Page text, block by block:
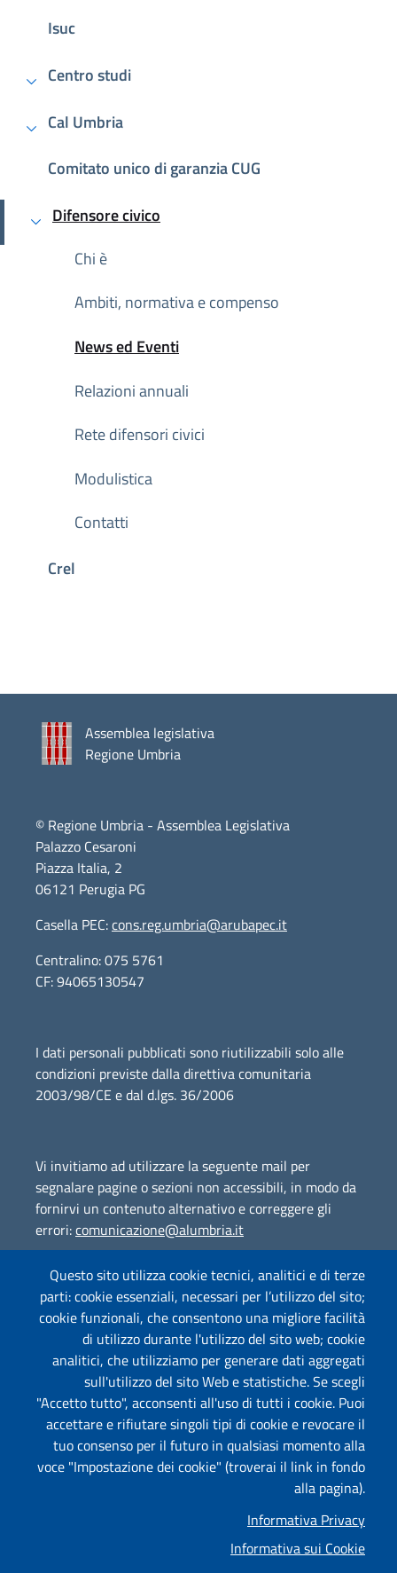
Isuc
Centro studi
Cal Umbria
Comitato unico di garanzia CUG
Difensore civico
Attivo
Chi è
Ambiti, normativa e compenso
News ed EventiAttivo
Relazioni annuali
Rete difensori civici
Modulistica
Contatti
Crel
Assemblea legislativa
Regione Umbria
© Regione Umbria - Assemblea Legislativa
Palazzo Cesaroni
Piazza Italia, 2
06121 Perugia PG
Casella PEC:cons.reg.umbria@arubapec.it
Centralino: 075 5761
CF: 94065130547
I dati personali pubblicati sono riutilizzabili solo alle
condizioni previste dalla direttiva comunitaria
2003/98/CE e dal d.lgs. 36/2006
Vi invitiamo ad utilizzare la seguente mail per
segnalare pagine o sezioni non accessibili, in modo da
fornirvi un contenuto alternativo e correggere gli
errori:comunicazione@alumbria.it
Amministrazione Trasparente
Segnalazione Illeciti(whistleblowing)
Albo on-line
Piè di pagina
Useful links section
Questo sito utilizza cookie tecnici, analitici e di terze
parti: cookie essenziali, necessari per l’utilizzo del sito;
cookie funzionali, che consentono una migliore facilità
di utilizzo durante l'utilizzo del sito web; cookie
analitici, che utilizziamo per generare dati aggregati
sull'utilizzo del sito Web e statistiche. Se scegli
"Accetto tutto", acconsenti all'uso di tutti i cookie. Puoi
accettare e rifiutare singoli tipi di cookie e revocare il
tuo consenso per il futuro in qualsiasi momento alla
voce "Impostazione dei cookie" (troverai il link in fondo
alla pagina).
Informativa Privacy
Informativa sui Cookie